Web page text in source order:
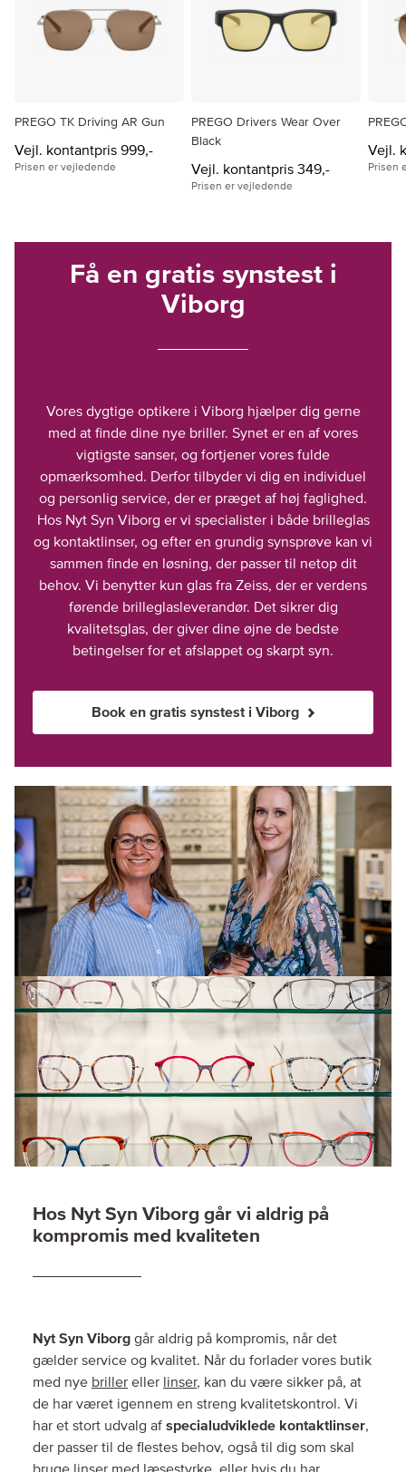
PREGO TK Driving AR Gun
Vejl. kontantpris 999,-
Prisen er vejledende
PREGO Drivers Wear Over
Black
Vejl. kontantpris 349,-
Prisen er vejledende
Vejl.
Prisen
Få en gratis synstest i
Viborg
Vores dygtige optikere i Viborg hjælper dig gerne
med at finde dine nye briller. Synet er en af vores
vigtigste sanser, og fortjener vores fulde
opmærksomhed. Derfor tilbyder vi dig en individuel
og personlig service, der er præget af høj faglighed.
Hos Nyt Syn Viborg er vi specialister i både brilleglas
og kontaktlinser, og efter en grundig synsprøve kan vi
sammen finde en løsning, der passer til netop dit
behov. Vi benytter kun glas fra Zeiss, der er verdens
førende brilleglasleverandør. Det sikrer dig
kvalitetsglas, der giver dine øjne de bedste
betingelser for et afslappet og skarpt syn.
Book en gratis synstest i Viborg
Hos Nyt Syn Viborg går vi aldrig på
Nyt Syn Viborg går aldrig på kompromis, når det
gælder service og kvalitet. Når du forlader vores butik
med nye briller eller linser, kan du være sikker på, at
de har været igennem en streng kvalitetskontrol. Vi
har et stort udvalg af specialudviklede kontaktlinser,
der passer til de flestes behov, også til dig som skal
bruge linser med læsestyrke, eller hvis du har